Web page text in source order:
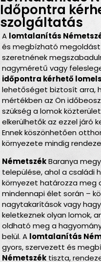
Időpontra
szolgáltatás
A lomtalanítás
és megbízható megoldást
szeretnének
nagyméretű vagy
időpontra kérhető
lehetőséget biztosít arra,
mértékben az Ön
szükség a lomok
elkerülhetők az ezzel járó
Ennek köszönhetően
környezete mindig
NémetszékBaranya
települése, ahol a családi
környezet határozza meg
mindennapi élet során –
nagytakarítások vagy
keletkeznek olyan lomok,
oldható meg a
belül. A lomtalanítás
gyors, szervezett és
Németszéktiszta,